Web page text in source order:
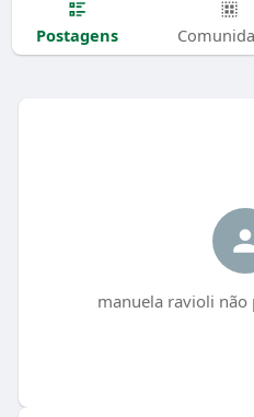
Postagens
manuela ravioli não